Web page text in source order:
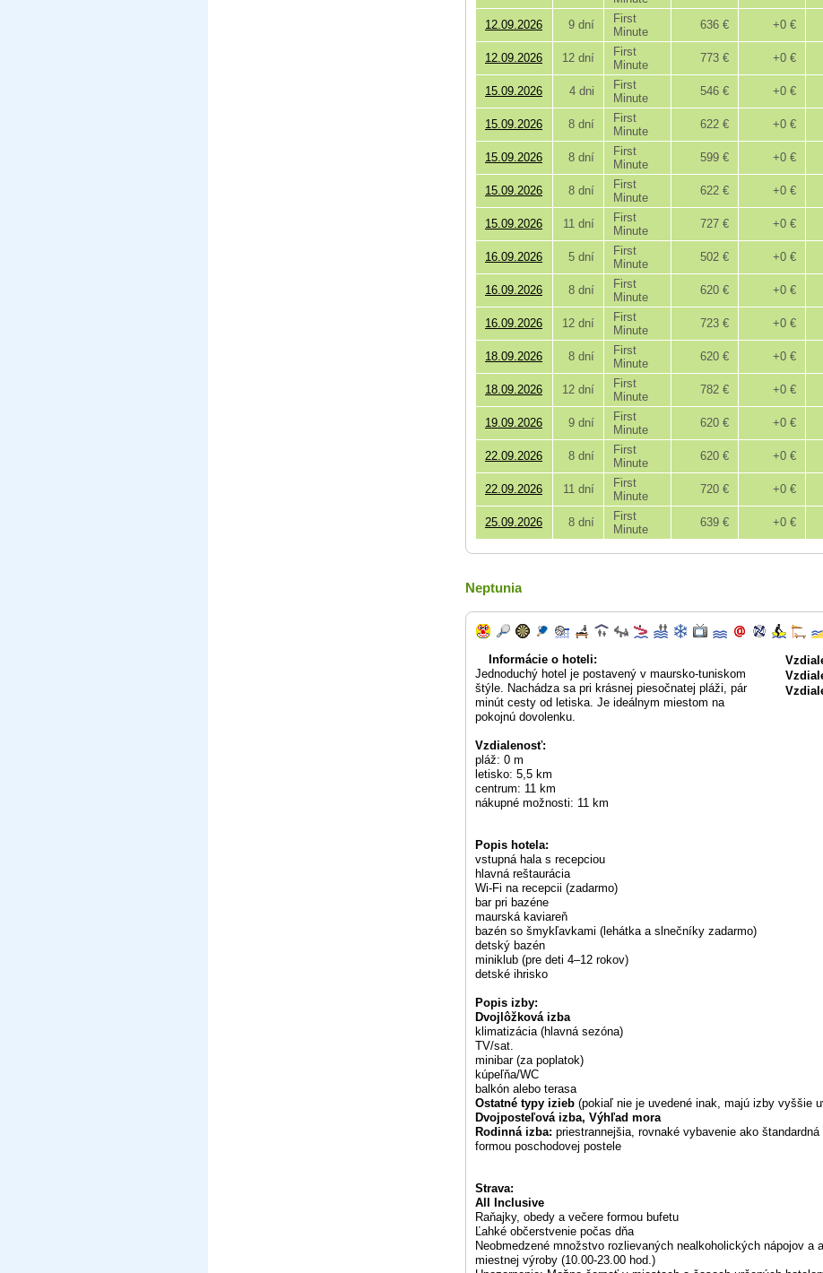
12.09.2026 9 dní
First
Minute
636 € +0 €
12.09.2026 12 dní
First
Minute
773 € +0 €
15.09.2026 4 dni
First
Minute
546 € +0 €
15.09.2026 8 dní
First
Minute
622 € +0 €
15.09.2026 8 dní
First
Minute
599 € +0 €
15.09.2026 8 dní
First
Minute
622 € +0 €
15.09.2026 11 dní
First
Minute
727 € +0 €
16.09.2026 5 dní
First
Minute
502 € +0 €
16.09.2026 8 dní
First
Minute
620 € +0 €
16.09.2026 12 dní
First
Minute
723 € +0 €
18.09.2026 8 dní
First
Minute
620 € +0 €
18.09.2026 12 dní
First
Minute
782 € +0 €
19.09.2026 9 dní
First
Minute
620 € +0 €
22.09.2026 8 dní
First
Minute
620 € +0 €
22.09.2026 11 dní
First
Minute
720 € +0 €
25.09.2026 8 dní
First
Minute
639 € +0 €
Neptunia
Informácie o hoteli:
Jednoduchý hotel je postavený v maursko-tuniskom
štýle. Nachádza sa pri krásnej piesočnatej pláži, pár
minút cesty od letiska. Je ideálnym miestom na
pokojnú dovolenku.
Vzdialenosť:
pláž: 0 m
letisko: 5,5 km
centrum: 11 km
nákupné možnosti: 11 km
Popis hotela:
vstupná hala s recepciou
hlavná reštaurácia
Wi-Fi na recepcii (zadarmo)
bar pri bazéne
maurská kaviareň
bazén so šmykľavkami (lehátka a slnečníky zadarmo)
detský bazén
miniklub (pre deti 4–12 rokov)
detské ihrisko
Popis izby:
Dvojlôžková izba
klimatizácia (hlavná sezóna)
TV/sat.
minibar (za poplatok)
kúpeľňa/WC
balkón alebo terasa
Ostatné typy izieb (pokiaľ nie je uvedené inak, majú izby vyššie
Dvojposteľová izba, Výhľad mora
Rodinná izba: priestrannejšia, rovnaké vybavenie ako
formou poschodovej postele
Strava:
All Inclusive
Raňajky, obedy a večere formou bufetu
Ľahké občerstvenie počas dňa
Neobmedzené množstvo rozlievaných nealkoholických nápojov a
miestnej výroby (10.00-23.00 hod.)